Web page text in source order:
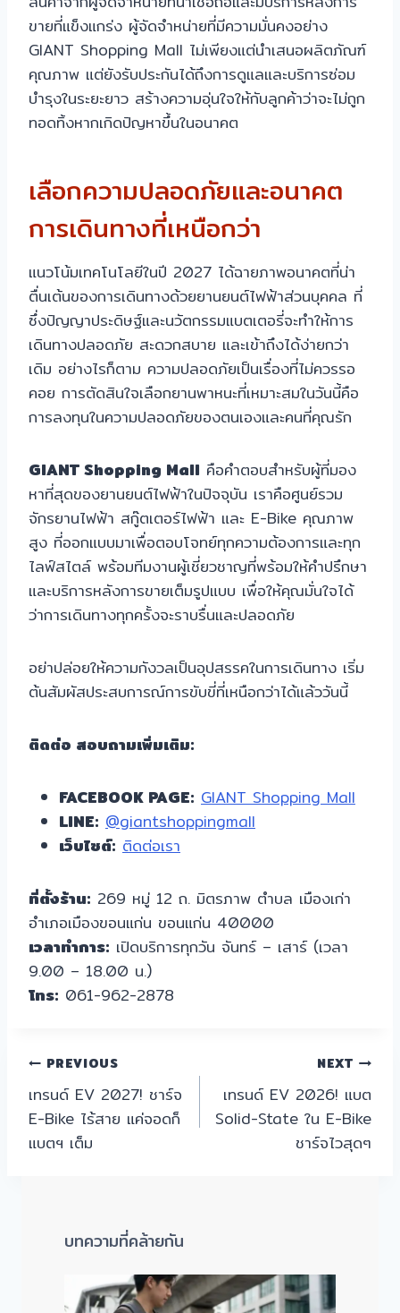
ขายที่แข็งแกร่ง ผู้จัดจำหน่ายที่มีความมั่นคงอย่าง
GIANT Shopping Mall ไม่เพียงแต่นำเสนอผลิตภัณฑ์
คุณภาพ แต่ยังรับประกันได้ถึงการดูแลและบริการซ่อม
บำรุงในระยะยาว สร้างความอุ่นใจให้กับลูกค้าว่าจะไม่ถูก
ทอดทิ้งหากเกิดปัญหาขึ้นในอนาคต
เลือกความปลอดภัยและอนาคต
การเดินทางที่เหนือกว่า
แนวโน้มเทคโนโลยีในปี 2027 ได้ฉายภาพอนาคตที่น่า
ตื่นเต้นของการเดินทางด้วยยานยนต์ไฟฟ้าส่วนบุคคล ที่
ซึ่งปัญญาประดิษฐ์และนวัตกรรมแบตเตอรี่จะทำให้การ
เดินทางปลอดภัย สะดวกสบาย และเข้าถึงได้ง่ายกว่า
เดิม อย่างไรก็ตาม ความปลอดภัยเป็นเรื่องที่ไม่ควรรอ
คอย การตัดสินใจเลือกยานพาหนะที่เหมาะสมในวันนี้คือ
การลงทุนในความปลอดภัยของตนเองและคนที่คุณรัก
GIANT Shopping Mall คือคำตอบสำหรับผู้ที่มอง
หาที่สุดของยานยนต์ไฟฟ้าในปัจจุบัน เราคือศูนย์รวม
จักรยานไฟฟ้า สกู๊ตเตอร์ไฟฟ้า และ E-Bike คุณภาพ
สูง ที่ออกแบบมาเพื่อตอบโจทย์ทุกความต้องการและทุก
ไลฟ์สไตล์ พร้อมทีมงานผู้เชี่ยวชาญที่พร้อมให้คำปรึกษา
และบริการหลังการขายเต็มรูปแบบ เพื่อให้คุณมั่นใจได้
ว่าการเดินทางทุกครั้งจะราบรื่นและปลอดภัย
อย่าปล่อยให้ความกังวลเป็นอุปสรรคในการเดินทาง เริ่ม
ต้นสัมผัสประสบการณ์การขับขี่ที่เหนือกว่าได้แล้ววันนี้
ติดต่อ สอบถามเพิ่มเติม:
FACEBOOK PAGE: GIANT Shopping Mall
LINE: @giantshoppingmall
เว็บไซต์: ติดต่อเรา
ที่ตั้งร้าน: 269 หมู่ 12 ถ. มิตรภาพ ตำบล เมืองเก่า
อำเภอเมืองขอนแก่น ขอนแก่น 40000
เวลาทำการ: เปิดบริการทุกวัน จันทร์ – เสาร์ (เวลา
9.00 – 18.00 น.)
โทร: 061-962-2878
แนะแนว
เรื่อง
PREVIOUS
เทรนด์ EV 2027! ชาร์จ
E-Bike ไร้สาย แค่จอดก็
แบตฯ เต็ม
NEXT
เทรนด์ EV 2026! แบต
Solid-State ใน E-Bike
ชาร์จไวสุดๆ
บทความที่คล้ายกัน